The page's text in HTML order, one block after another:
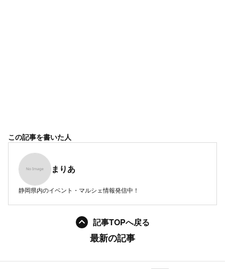
この記事を書いた人
まりあ
静岡県内のイベント・マルシェ情報発信中！
記事TOPへ戻る
最新の記事